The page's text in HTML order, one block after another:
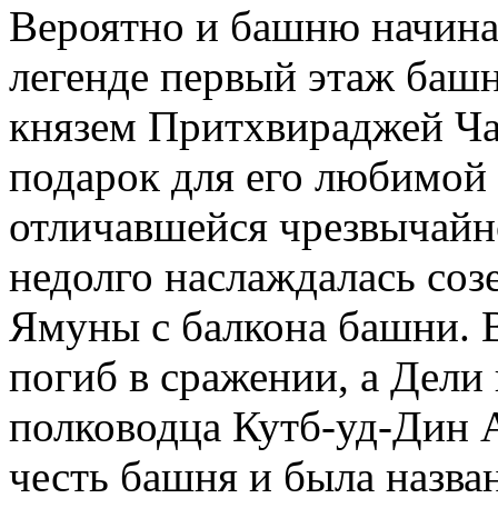
Вероятно и башню
легенде первый этаж
князем Притхвираджей
подарок для его
отличавшейся
недолго наслаждалась
Ямуны с балкона башни.
погиб в сражении, а
полководца Кутб-уд-Дин
честь башня и была